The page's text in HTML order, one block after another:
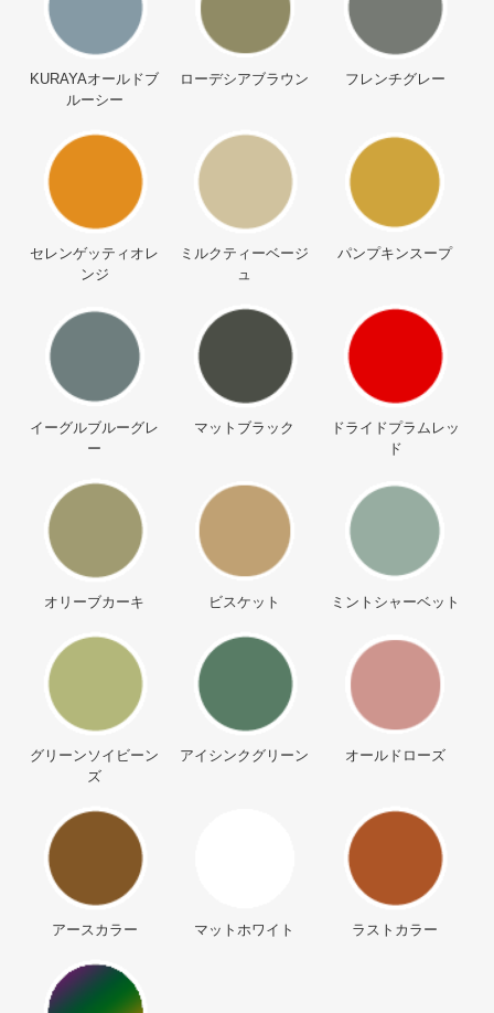
KURAYAオールドブ
ルーシー
ローデシアブラウン フレンチグレー
セレンゲッティオレ
ンジ
ミルクティーベージ
ュ
パンプキンスープ
イーグルブルーグレ
ー
マットブラック
ドライドプラムレッ
ド
オリーブカーキ ビスケット ミントシャーベット
グリーンソイビーン
ズ
アイシンクグリーン オールドローズ
アースカラー マットホワイト ラストカラー